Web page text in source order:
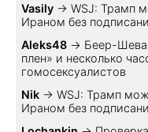
Vasily → WSJ: Трамп
Ираном без
Aleks48 → Беер-
плен» и несколько
гомосексуалистов
Nik → WSJ: Трамп
Ираном без